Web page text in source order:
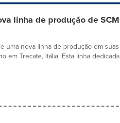
linha de produção de SCM
uma nova linha de produção em suas
em Trecate, Itália. Esta linha dedicada